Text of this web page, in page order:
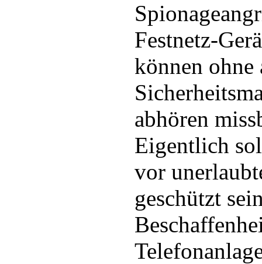
Festnetz-
können ohne
abhören
Eigentlich
vor
geschützt